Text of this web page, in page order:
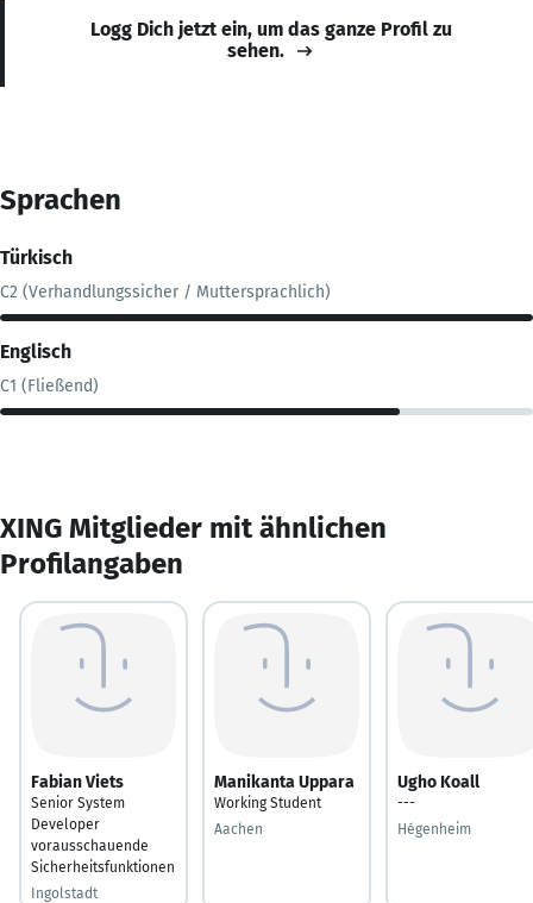
Logg Dich jetzt ein, um das ganze Profil zu
sehen.
Sprachen
Türkisch
C2 (Verhandlungssicher / Muttersprachlich)
Englisch
C1 (Fließend)
XING Mitglieder mit ähnlichen
Profilangaben
Fabian Viets
Senior System
Developer
vorausschauende
Sicherheitsfunktionen
Ingolstadt
Manikanta Uppara
Working Student
Aachen
Ugho Koall
---
Hégenheim